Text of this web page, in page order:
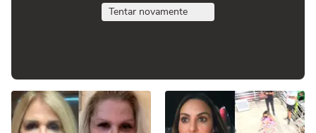
Tentar novamente